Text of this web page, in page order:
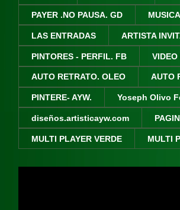
PAYER .NO PAUSA. GD
LAS ENTRADAS ARTISTA
PINTORES - PERFIL. FB VIDEO
AUTO RETRATO. OLEO AUTO
PINTERE- AYW. Yoseph Olivo
diseños.artisticayw.com
MULTI PLAYER VERDE MULTI